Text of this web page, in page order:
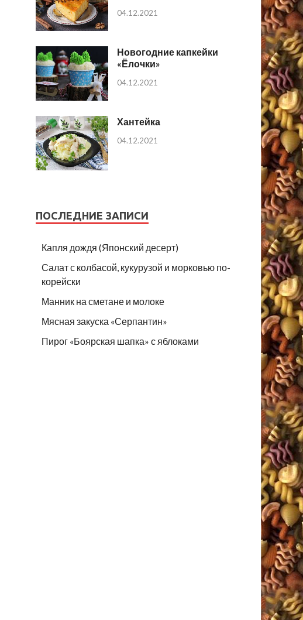
04.12.2021
Новогодние капкейки
«Ёлочки»
04.12.2021
Хантейка
04.12.2021
ПОСЛЕДНИЕ ЗАПИСИ
Капля дождя (Японский десерт)
Салат с колбасой, кукурузой и морковью по-
корейски
Манник на сметане и молоке
Мясная закуска «Серпантин»
Пирог «Боярская шапка» с яблоками